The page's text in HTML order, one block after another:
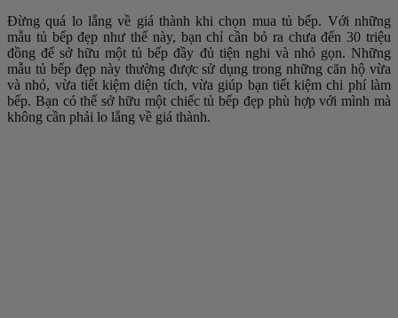
Đừng quá lo lắng về giá thành khi chọn mua tủ bếp. Với những
mẫu tủ bếp đẹp như thế này, bạn chỉ cần bỏ ra chưa đến 30 triệu
đồng để sở hữu một tủ bếp đầy đủ tiện nghi và nhỏ gọn. Những
mẫu tủ bếp đẹp này thường được sử dụng trong những căn hộ vừa
và nhỏ, vừa tiết kiệm diện tích, vừa giúp bạn tiết kiệm chi phí làm
bếp. Bạn có thể sở hữu một chiếc tủ bếp đẹp phù hợp với mình mà
không cần phải lo lắng về giá thành.